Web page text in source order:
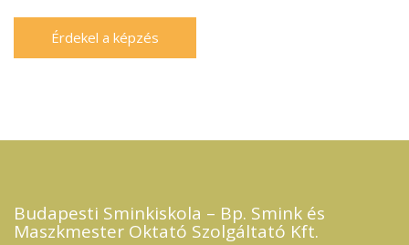
Budapesti Sminkiskola – Bp. Smink és
Maszkmester Oktató Szolgáltató Kft.​